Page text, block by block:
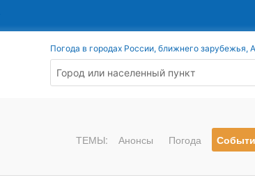
Погода в городах России, ближнего зарубежья,
ТЕМЫ: Анонсы Погода